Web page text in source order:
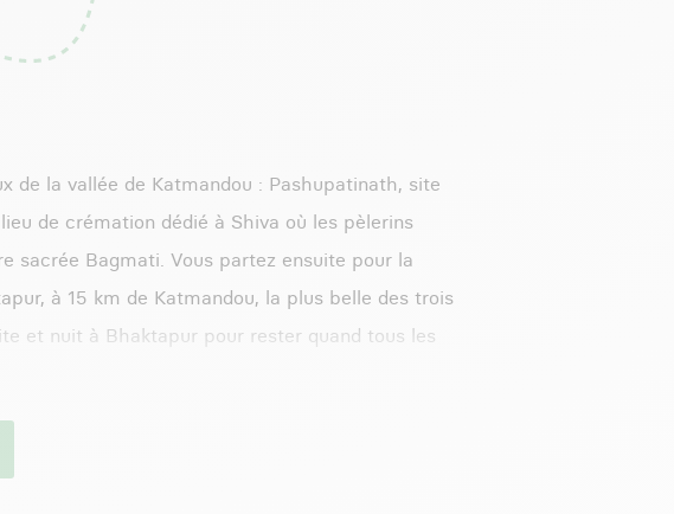
de la vallée de Katmandou : Pashupatinath, site
de crémation dédié à Shiva où les pèlerins
sacrée Bagmati. Vous partez ensuite pour la
à 15 km de Katmandou, la plus belle des trois
et nuit à Bhaktapur pour rester quand tous les